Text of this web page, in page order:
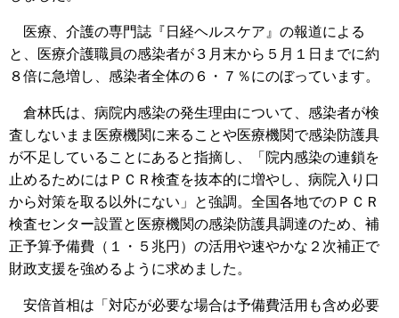
医療、介護の専門誌『日経ヘルスケア』の報道による
と、医療介護職員の感染者が３月末から５月１日までに約
８倍に急増し、感染者全体の６・７％にのぼっています。
倉林氏は、病院内感染の発生理由について、感染者が検
査しないまま医療機関に来ることや医療機関で感染防護具
が不足していることにあると指摘し、「院内感染の連鎖を
止めるためにはＰＣＲ検査を抜本的に増やし、病院入り口
から対策を取る以外にない」と強調。全国各地でのＰＣＲ
検査センター設置と医療機関の感染防護具調達のため、補
正予算予備費（１・５兆円）の活用や速やかな２次補正で
財政支援を強めるように求めました。
安倍首相は「対応が必要な場合は予備費活用も含め必要